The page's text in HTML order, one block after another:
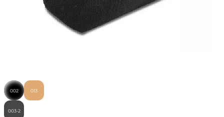
002
003-2
013